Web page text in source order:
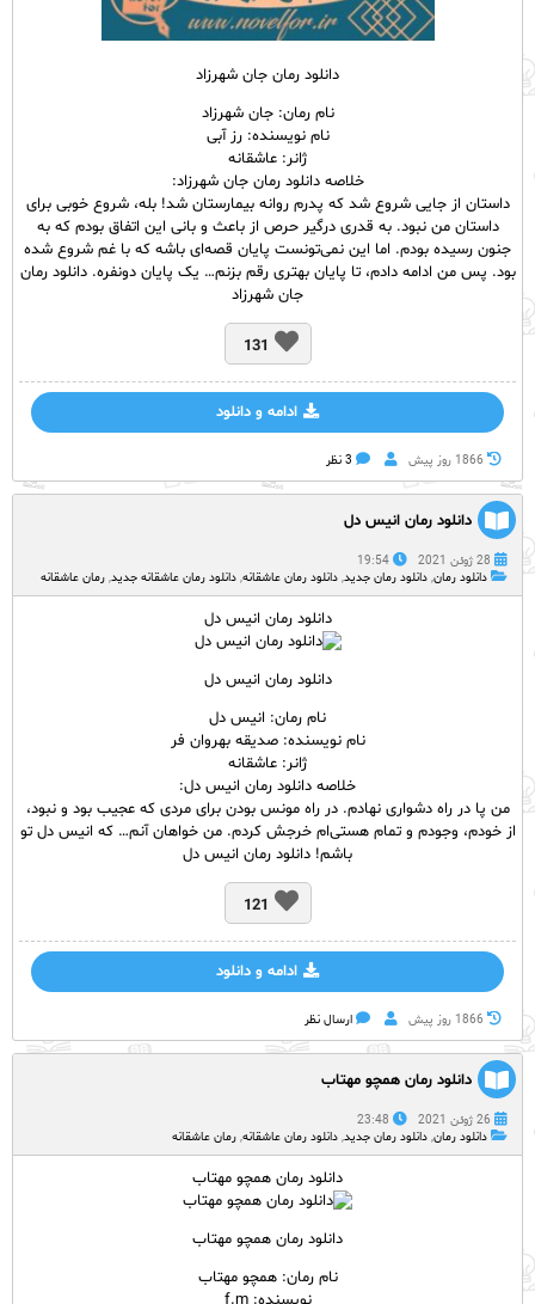
دانلود رمان جان شهرزاد
نام رمان: جان شهرزاد
نام نویسنده: رز آبی
ژانر: عاشقانه
خلاصه دانلود رمان جان شهرزاد:
داستان از جایی شروع شد که پدرم روانه بیمارستان شد! بله، شروع خوبی برای
داستان من نبود. به قدری درگیر حرص از باعث و بانی این اتفاق بودم که به
جنون رسیده بودم. اما این نمی‌تونست پایان قصه‌ای باشه که با غم شروع شده
بود. پس من ادامه دادم، تا پایان بهتری رقم بزنم… یک پایان دونفره. دانلود رمان
جان شهرزاد
131
ادامه و دانلود
1866 روز پيش 3 نظر
دانلود رمان انیس دل
28 ژوئن 2021
19:54
دانلود رمان, دانلود رمان جدید, دانلود رمان عاشقانه, دانلود رمان عاشقانه جدید, رمان عاشقانه
دانلود رمان انیس دل
دانلود رمان انیس دل
نام رمان: انیس دل
نام نویسنده: صدیقه بهروان فر
ژانر: عاشقانه
خلاصه دانلود رمان انیس دل:
من پا در راه دشواری نهادم. در راه مونس بودن برای مردی که عجیب بود و نبود،
از خودم، وجودم و تمام هستی‌ام خرجش کردم. من خواهان آنم… که انیس دل تو
باشم! دانلود رمان انیس دل
121
ادامه و دانلود
1866 روز پيش ارسال نظر
دانلود رمان همچو مهتاب
26 ژوئن 2021
23:48
دانلود رمان, دانلود رمان جدید, دانلود رمان عاشقانه, رمان عاشقانه
دانلود رمان همچو مهتاب
دانلود رمان همچو مهتاب
نام رمان: همچو مهتاب